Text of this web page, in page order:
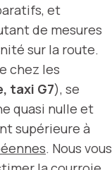
et
de mesures
sur la route.
chez les
taxi G7), se
quasi nulle et
supérieure à
. Nous vous